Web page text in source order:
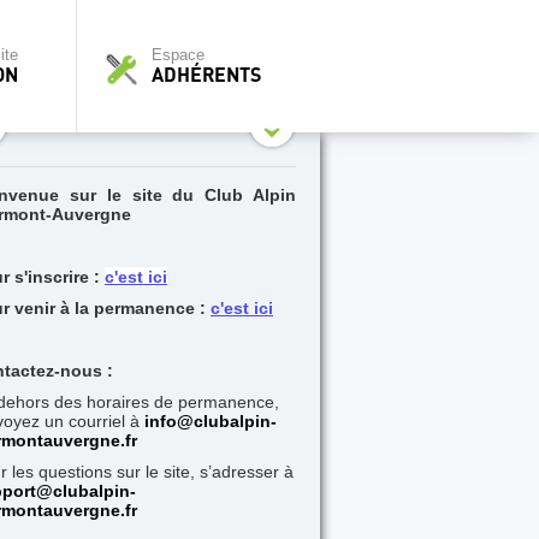
Espace
ADHÉRENTS
sur le site du Club Alpin
Auvergne
s'inscrire : c'est ici
venir à la permanence : c'est ici
nous :
des horaires de permanence,
un courriel à info@clubalpin-
les questions sur le site, s’adresser à